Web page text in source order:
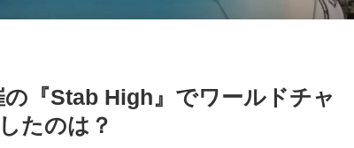
『Stab High』でワールドチャ
たのは？